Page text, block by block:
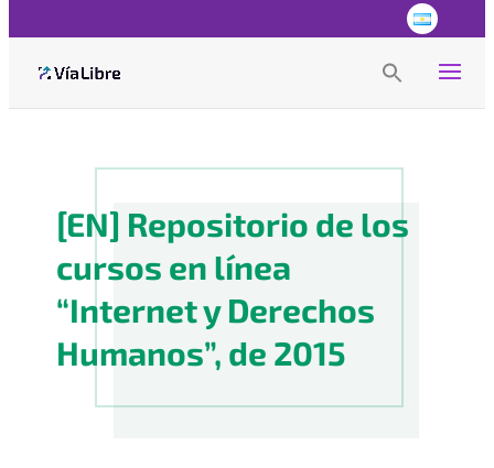
Search Button
[EN] Repositorio de los
cursos en línea
“Internet y Derechos
Humanos”, de 2015